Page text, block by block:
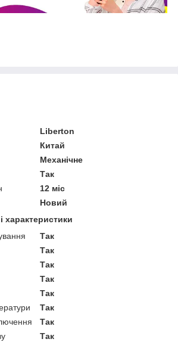
Liberton
Китай
Механічне
Так
12 міс
Новий
характеристики
Так
Так
Так
Так
Так
Так
Так
Так